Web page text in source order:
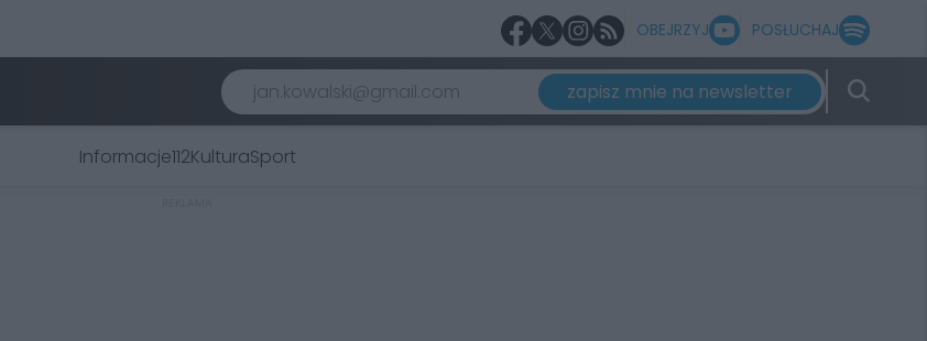
OBEJRZYJ POSŁUCHAJ
zapisz mnie na newsletter
Informacje112KulturaSport